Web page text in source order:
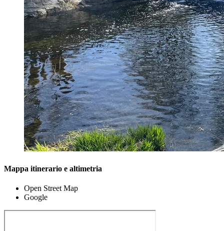
Mappa itinerario e altimetria
Open Street Map
Google